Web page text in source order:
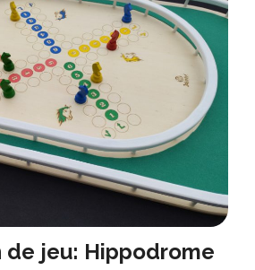
de jeu: Hippodrome